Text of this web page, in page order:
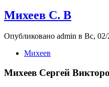
Михеев С. В
Опубликовано admin в Вс, 02/
Михеев
Михеев Сергей